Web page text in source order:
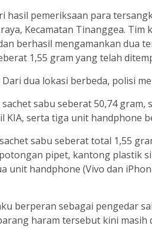
hasil pemeriksaan para
Kecamatan Tinanggea.
berhasil mengamankan dua
1,55 gram yang telah
dua lokasi berbeda, polisi
sabu seberat 50,74
KIA, serta tiga unit handphone
sabu seberat total 1,55
pipet, kantong plastik
unit handphone (Vivo dan
berperan sebagai pengedar
haram tersebut kini masih